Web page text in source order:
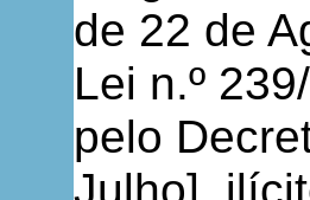
de 22 de
Lei n.º
pelo
Julho],